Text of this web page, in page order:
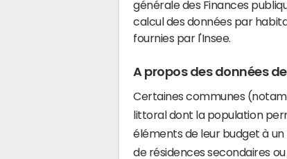
générale des Finances
calcul des données par
fournies par l'Insee.
A propos des données
Certaines communes
littoral dont la population
éléments de leur budget à
de résidences secondaires